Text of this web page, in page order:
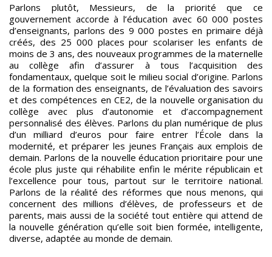
Parlons plutôt, Messieurs, de la priorité que ce
gouvernement accorde à l’éducation avec 60 000 postes
d’enseignants, parlons des 9 000 postes en primaire déjà
créés, des 25 000 places pour scolariser les enfants de
moins de 3 ans, des nouveaux programmes de la maternelle
au collège afin d’assurer à tous l’acquisition des
fondamentaux, quelque soit le milieu social d’origine. Parlons
de la formation des enseignants, de l’évaluation des savoirs
et des compétences en CE2, de la nouvelle organisation du
collège avec plus d’autonomie et d’accompagnement
personnalisé des élèves. Parlons du plan numérique de plus
d’un milliard d’euros pour faire entrer l’École dans la
modernité, et préparer les jeunes Français aux emplois de
demain. Parlons de la nouvelle éducation prioritaire pour une
école plus juste qui réhabilite enfin le mérite républicain et
l’excellence pour tous, partout sur le territoire national.
Parlons de la réalité des réformes que nous menons, qui
concernent des millions d’élèves, de professeurs et de
parents, mais aussi de la société tout entière qui attend de
la nouvelle génération qu’elle soit bien formée, intelligente,
diverse, adaptée au monde de demain.